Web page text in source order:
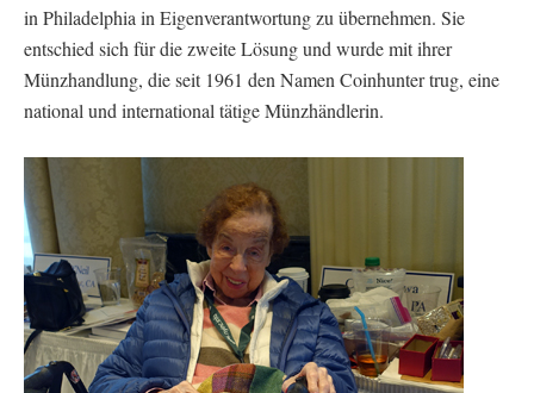
in Philadelphia in Eigenverantwortung zu übernehmen. Sie
entschied sich für die zweite Lösung und wurde mit ihrer
Münzhandlung, die seit 1961 den Namen Coinhunter trug, eine
national und international tätige Münzhändlerin.